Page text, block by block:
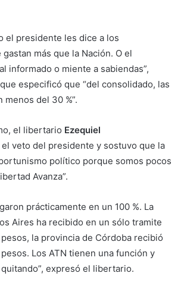
el presidente les dice a los
más que la Nación. O el
informado o miente a sabiendas”,
especificó que “del consolidado, las
del 30 %”.
el libertario Ezequiel
veto del presidente y sostuvo que la
político porque somos pocos
Avanza”.
prácticamente en un 100 %. La
Aires ha recibido en un sólo tramite
la provincia de Córdoba recibió
Los ATN tienen una función y
expresó el libertario.